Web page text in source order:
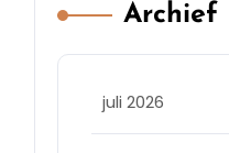
Archief
juli 2026